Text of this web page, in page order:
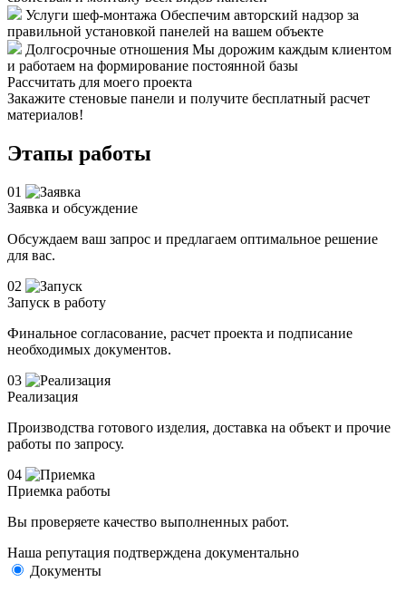
Услуги шеф-монтажа Обеспечим авторский надзор за
правильной установкой панелей на вашем объекте
Долгосрочные отношения Мы дорожим каждым клиентом
и работаем на формирование постоянной базы
Рассчитать для моего проекта
Закажите стеновые панели и получите бесплатный расчет
материалов!
Этапы работы
01
Заявка и обсуждение
Обсуждаем ваш запрос и предлагаем оптимальное решение
для вас.
02
Запуск в работу
Финальное согласование, расчет проекта и подписание
необходимых документов.
03
Реализация
Производства готового изделия, доставка на объект и прочие
работы по запросу.
04
Приемка работы
Вы проверяете качество выполненных работ.
Наша репутация подтверждена документально
Документы